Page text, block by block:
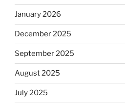
January 2026
December 2025
September 2025
August 2025
July 2025